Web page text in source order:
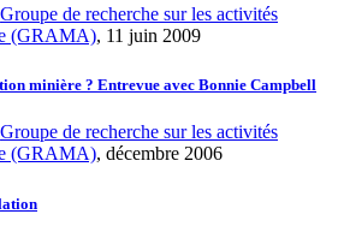
Groupe de recherche sur les activités
(GRAMA), 11 juin 2009
minière ? Entrevue avec Bonnie Campbell
Groupe de recherche sur les activités
(GRAMA), décembre 2006